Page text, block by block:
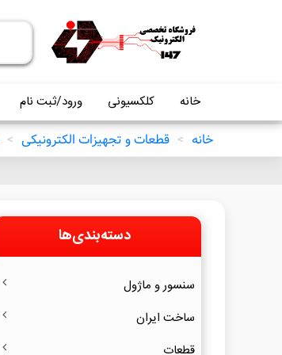
خانه کلکسیونی ورود/ثبت نام
خانه > قطعات و تجهیزات الکترونیکی >
دسته‌بندی‌ها
سنسور و ماژول
ساخت ایران
قطعات